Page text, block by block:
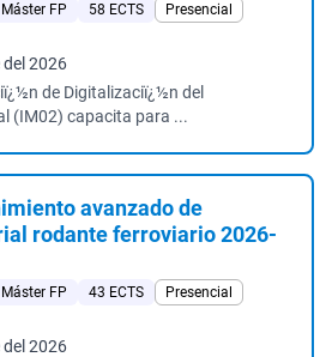
FP 58 ECTS
Presencial
2026
de Digitalizaciï¿½n del
(IM02) capacita para ...
avanzado de
rodante ferroviario 2026-
FP 43 ECTS
Presencial
2026